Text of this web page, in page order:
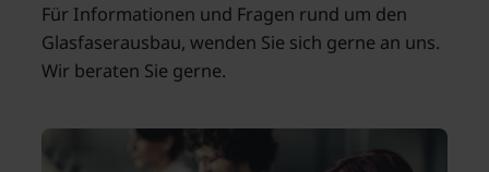
Für Informationen und Fragen rund um den
Glasfaserausbau, wenden Sie sich gerne an uns.
Wir beraten Sie gerne.